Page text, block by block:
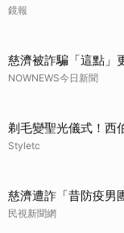
鏡報
慈濟被詐騙「這點」
NOWNEWS今日新聞
剃毛變聖光儀式！
Styletc
慈濟遭詐「昔防疫男
民視新聞網